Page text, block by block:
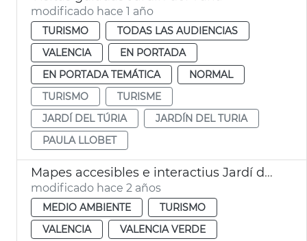
modificado hace 1 año
TURISMO
TODAS LAS AUDIENCIAS
VALENCIA
EN PORTADA
EN PORTADA TEMÁTICA
NORMAL
TURISMO
TURISME
JARDÍ DEL TÚRIA
JARDÍN DEL TURIA
PAULA LLOBET
Mapes accesibles e interactius Jardí del Túria
modificado hace 2 años
MEDIO AMBIENTE
TURISMO
VALENCIA
VALENCIA VERDE